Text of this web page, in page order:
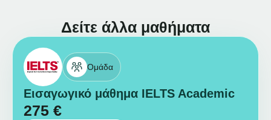
Δείτε άλλα μαθήματα
Ομάδα
Εισαγωγικό μάθημα IELTS Academic
275 €